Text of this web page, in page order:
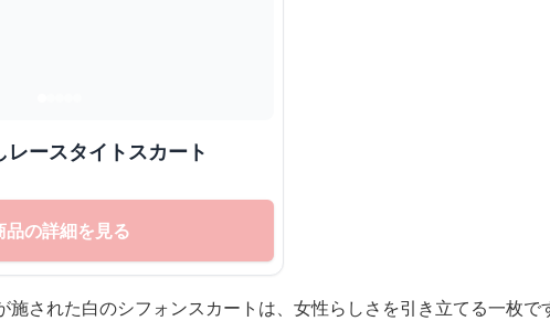
ースタイトスカート
品の詳細を見る
施された白のシフォンスカートは、女性らしさを引き立てる一枚で